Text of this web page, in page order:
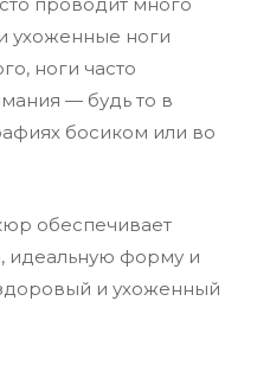
ухоженные ноги
ноги часто
— будь то в
босиком или во
обеспечивает
идеальную форму и
и ухоженный